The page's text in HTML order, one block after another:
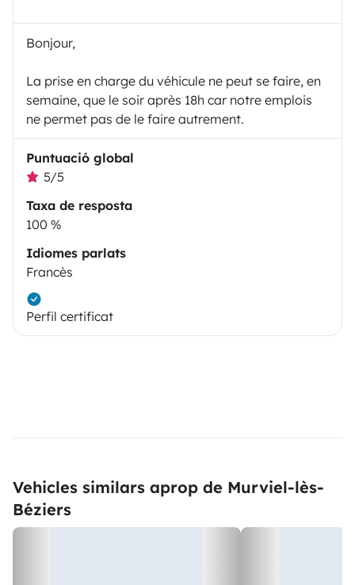
Bonjour,
La prise en charge du véhicule ne peut se faire, en
semaine, que le soir après 18h car notre emplois
ne permet pas de le faire autrement.
Puntuació global
5/5
Taxa de resposta
100 %
Idiomes parlats
Francès
Perfil certificat
Vehicles similars aprop de Murviel-lès-
Béziers